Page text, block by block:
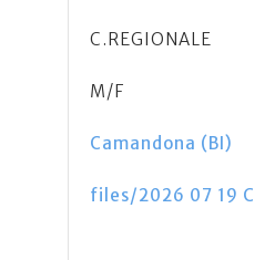
C.REGIONALE
M/F
Camandona (BI)
files/2026 07 19